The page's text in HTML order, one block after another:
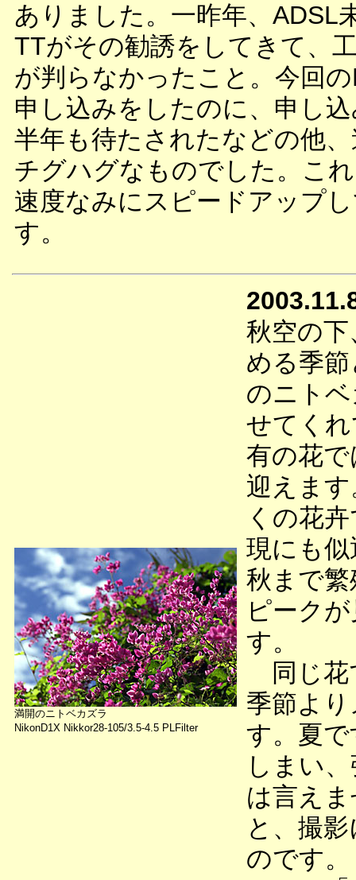
ありました。一昨年、ADSL
TTがその勧誘をしてきて、
が判らなかったこと。今回
申し込みをしたのに、申し
半年も待たされたなどの他
チグハグなものでした。こ
速度なみにスピードアップ
す。
満開のニトベカズラ
NikonD1X Nikkor28-105/3.5-4.5 PLFilter
秋空の
める季
のニト
せてく
有の花
迎えま
くの花
現にも
秋まで
ピーク
す。
同じ花
季節よ
す。夏
しまい
は言え
と、撮
のです。